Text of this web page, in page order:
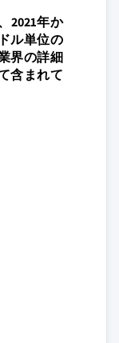
2021年か
ル単位の
界の詳細
含まれて